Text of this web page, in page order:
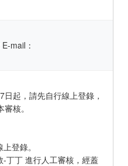
mail：
起，請先自行線上登錄，
核。
登錄。
丁丁 進行人工審核，經蓋